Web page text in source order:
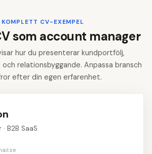
KOMPLETT CV-EXEMPEL
som account manager
hur du presenterar kundportfölj,
relationsbyggande. Anpassa bransch
efter din egen erfarenhet.
B2B SaaS